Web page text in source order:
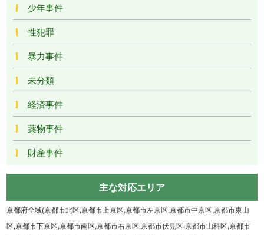
少年事件
性犯罪
暴力事件
未分類
経済事件
薬物事件
財産事件
主な対応エリア
京都府全域(京都市北区,京都市上京区,京都市左京区,京都市中京区,京都市東山
区,京都市下京区,京都市南区,京都市右京区,京都市伏見区,京都市山科区,京都市